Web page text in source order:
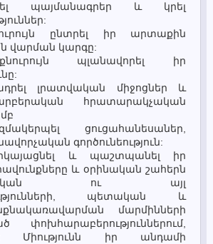
պայմանագրեր և կրել
ընտրել իր արտաքին
վարման կարգը:
պլանավորել իր
լրատվական միջոցներ և
հրատարակչական
ցուցահանեսաներ,
գործունեություն:
և պաշտպանել իր
և օրինական շահերն
ու այլ
պետական և
մարմինների
փոխհարաբերություններում,
Միությունն իր անդամի